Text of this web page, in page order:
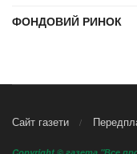
ФОНДОВИЙ РИНОК
Сайт газети